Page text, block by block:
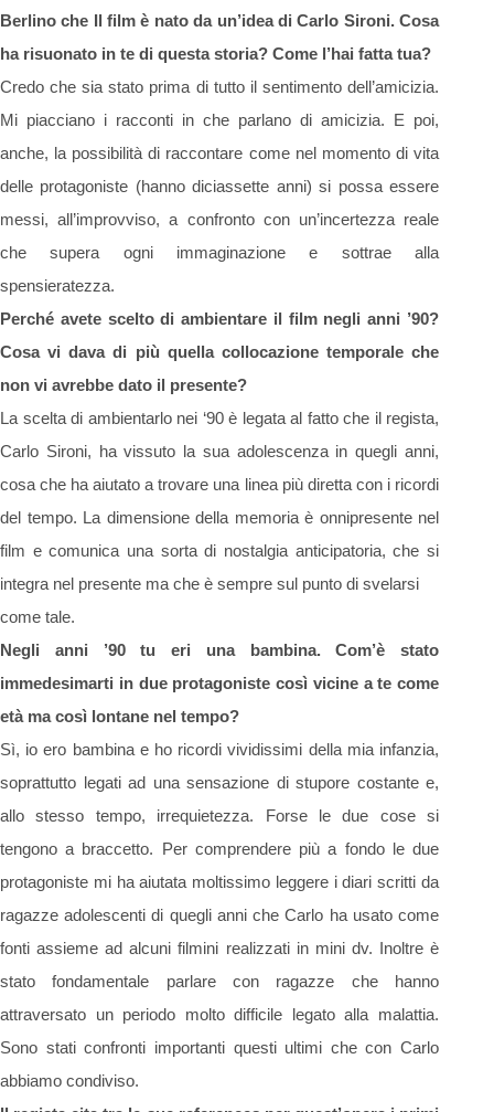
Berlino che Il film è nato da un’idea di Carlo Sironi. Cosa
ha risuonato in te di questa storia? Come l’hai fatta tua?
Credo che sia stato prima di tutto il sentimento dell’amicizia.
Mi piacciano i racconti in che parlano di amicizia. E poi,
anche, la possibilità di raccontare come nel momento di vita
delle protagoniste (hanno diciassette anni) si possa essere
messi, all’improvviso, a confronto con un’incertezza reale
che supera ogni immaginazione e sottrae alla
spensieratezza.
Perché avete scelto di ambientare il film negli anni ’90?
Cosa vi dava di più quella collocazione temporale che
non vi avrebbe dato il presente?
La scelta di ambientarlo nei ‘90 è legata al fatto che il regista,
Carlo Sironi, ha vissuto la sua adolescenza in quegli anni,
cosa che ha aiutato a trovare una linea più diretta con i ricordi
del tempo. La dimensione della memoria è onnipresente nel
film e comunica una sorta di nostalgia anticipatoria, che si
integra nel presente ma che è sempre sul punto di svelarsi
come tale.
Negli anni ’90 tu eri una bambina. Com’è stato
immedesimarti in due protagoniste così vicine ate come
età ma così lontane nel tempo?
Sì, io ero bambina e ho ricordi vividissimi della mia infanzia,
soprattutto legati ad una sensazione di stupore costante e,
allo stesso tempo, irrequietezza. Forse le due cose si
tengono a braccetto. Per comprendere più a fondo le due
protagoniste mi ha aiutata moltissimo leggere i diari scritti da
ragazze adolescenti di quegli anni che Carlo ha usato come
fonti assieme ad alcuni filmini realizzati in mini dv. Inoltre è
stato fondamentale parlare con ragazze che hanno
attraversato un periodo molto difficile legato alla malattia.
Sono stati confronti importanti questi ultimi che con Carlo
abbiamo condiviso.